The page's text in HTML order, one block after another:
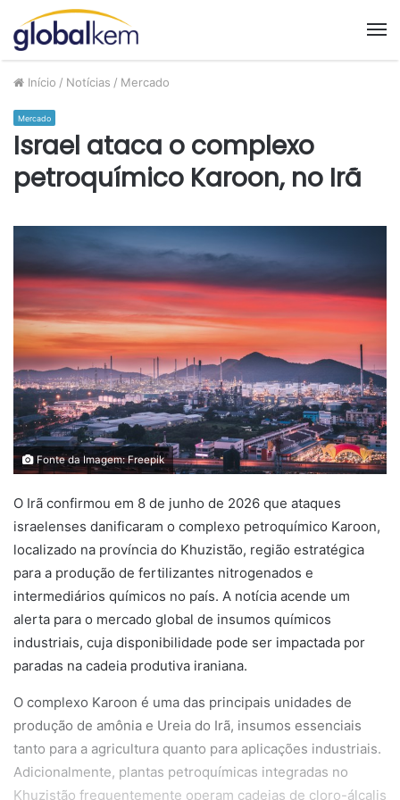
Início / Notícias / Mercado
Mercado
Israel ataca o complexo
petroquímico Karoon, no Irã
Fonte da Imagem: Freepik
O Irã confirmou em 8 de junho de 2026 que ataques
israelenses danificaram o complexo petroquímico Karoon,
localizado na província do Khuzistão, região estratégica
para a produção de fertilizantes nitrogenados e
intermediários químicos no país. A notícia acende um
alerta para o mercado global de insumos químicos
industriais, cuja disponibilidade pode ser impactada por
paradas na cadeia produtiva iraniana.
O complexo Karoon é uma das principais unidades de
produção de amônia e Ureia do Irã, insumos essenciais
tanto para a agricultura quanto para aplicações industriais.
Adicionalmente, plantas petroquímicas integradas no
Khuzistão frequentemente operam cadeias de cloro-álcalis